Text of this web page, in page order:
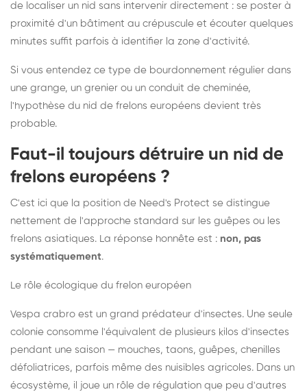
de localiser un nid sans intervenir directement : se poster à
proximité d'un bâtiment au crépuscule et écouter quelques
minutes suffit parfois à identifier la zone d'activité.
Si vous entendez ce type de bourdonnement régulier dans
une grange, un grenier ou un conduit de cheminée,
l'hypothèse du nid de frelons européens devient très
probable.
Faut-il toujours détruire un nid de
frelons européens ?
C'est ici que la position de Need's Protect se distingue
nettement de l'approche standard sur les guêpes ou les
frelons asiatiques. La réponse honnête est : non, pas
systématiquement.
Le rôle écologique du frelon européen
Vespa crabro est un grand prédateur d'insectes. Une seule
colonie consomme l'équivalent de plusieurs kilos d'insectes
pendant une saison — mouches, taons, guêpes, chenilles
défoliatrices, parfois même des nuisibles agricoles. Dans un
écosystème, il joue un rôle de régulation que peu d'autres